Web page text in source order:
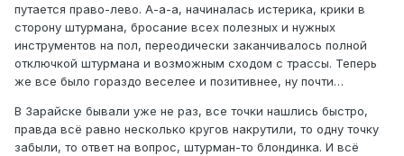
путается право-лево. А-а-а, начиналась истерика, крики в
сторону штурмана, бросание всех полезных и нужных
инструментов на пол, переодически заканчивалось полной
отключкой штурмана и возможным сходом с трассы. Теперь
же все было гораздо веселее и позитивнее, ну почти…
В Зарайске бывали уже не раз, все точки нашлись быстро,
правда всё равно несколько кругов накрутили, то одну точку
забыли, то ответ на вопрос, штурман-то блондинка. И всё